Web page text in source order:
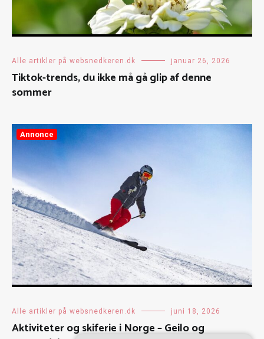
Alle artikler på websnedkeren.dk januar 26, 2026
Tiktok-trends, du ikke må gå glip af denne
sommer
Annonce
Alle artikler på websnedkeren.dk juni 18, 2026
Aktiviteter og skiferie i Norge – Geilo og